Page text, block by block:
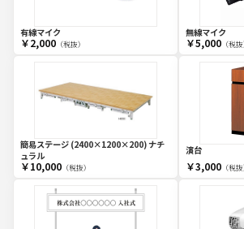
有線マイク
￥2,000（税抜）
無線マイク
￥5,000（税抜
簡易ステージ (2400×1200×200) ナチ
ュラル
￥10,000（税抜）
演台
￥3,000（税抜